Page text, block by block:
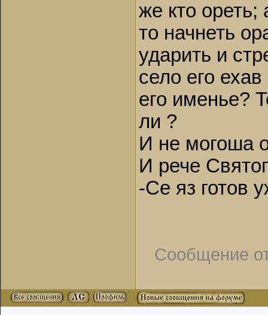
же кто
то начнеть
ударить и
село его
его именье?
ли ?
И не могоша
И рече
-Се яз готов
Сообщение